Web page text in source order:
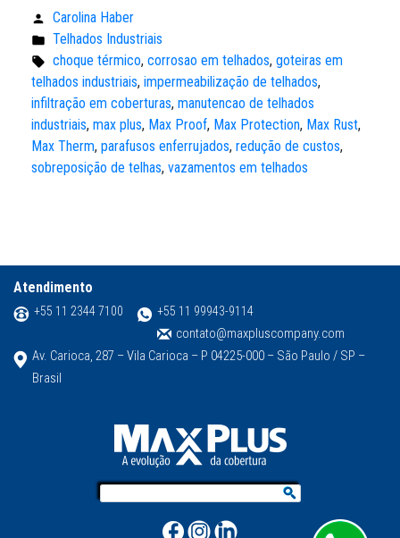
Publicado
por:
Carolina Haber
Publicado
em:
Telhados Industriais
Tags:
choque térmico, corrosao em telhados, goteiras em
telhados industriais, impermeabilização de telhados,
infiltração em coberturas, manutencao de telhados
industriais, max plus, Max Proof, Max Protection, Max Rust,
Max Therm, parafusos enferrujados, redução de custos,
sobreposição de telhas, vazamentos em telhados
Atendimento
+55 11 2344 7100 +55 11 99943-9114
contato@maxpluscompany.com
Av. Carioca, 287 – Vila Carioca – P 04225-000 – São Paulo / SP –
Brasil